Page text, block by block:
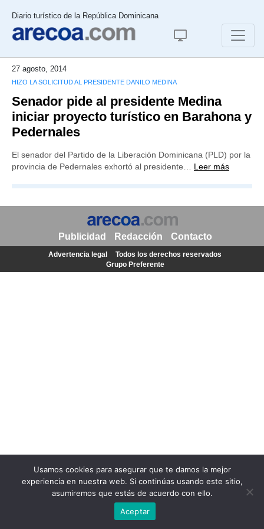
Diario turístico de la República Dominicana
27 agosto, 2014
HIZO LA SOLICITUD AL PRESIDENTE DANILO MEDINA
Senador pide al presidente Medina
iniciar proyecto turístico en Barahona y
Pedernales
El senador del Partido de la Liberación Dominicana (PLD) por la
provincia de Pedernales exhortó al presidente… Leer más
Usamos cookies para asegurar que te damos la mejor
experiencia en nuestra web. Si continúas usando este sitio,
asumiremos que estás de acuerdo con ello.
Aceptar
Publicidad Redacción Contacto
Advertencia legal
Todos los derechos reservados
Grupo Preferente